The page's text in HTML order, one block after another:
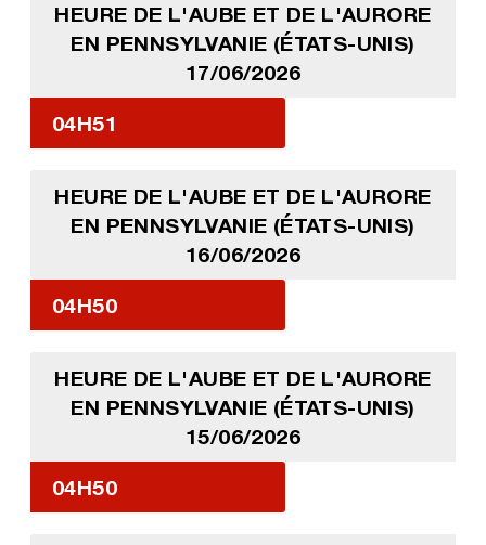
HEURE DE L'AUBE ET DE L'AURORE
EN PENNSYLVANIE (ÉTATS-UNIS)
17/06/2026
04H51
HEURE DE L'AUBE ET DE L'AURORE
EN PENNSYLVANIE (ÉTATS-UNIS)
16/06/2026
04H50
HEURE DE L'AUBE ET DE L'AURORE
EN PENNSYLVANIE (ÉTATS-UNIS)
15/06/2026
04H50